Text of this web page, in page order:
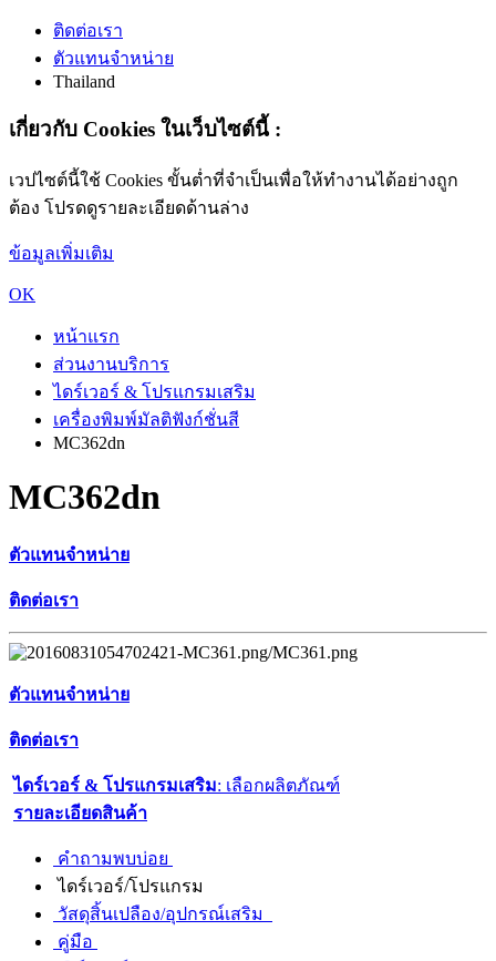
ติดต่อเรา
ตัวแทนจำหน่าย
Thailand
เกี่ยวกับ Cookies ในเว็บไซต์นี้ :
เวปไซต์นี้ใช้ Cookies ขั้นต่ำที่จำเป็นเพื่อให้ทำงานได้อย่างถูก
ต้อง โปรดดูรายละเอียดด้านล่าง
ข้อมูลเพิ่มเติม
OK
หน้าแรก
ส่วนงานบริการ
ไดร์เวอร์ & โปรแกรมเสริม
เครื่องพิมพ์มัลติฟังก์ชั่นสี
MC362dn
MC362dn
ตัวแทนจำหน่าย
ติดต่อเรา
ตัวแทนจำหน่าย
ติดต่อเรา
ไดร์เวอร์ & โปรแกรมเสริม: เลือกผลิตภัณฑ์
รายละเอียดสินค้า
คำถามพบบ่อย
ไดร์เวอร์/โปรแกรม
วัสดุสิ้นเปลือง/อุปกรณ์เสริม
คู่มือ